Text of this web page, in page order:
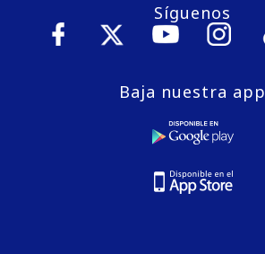
Síguenos
Baja nuestra app